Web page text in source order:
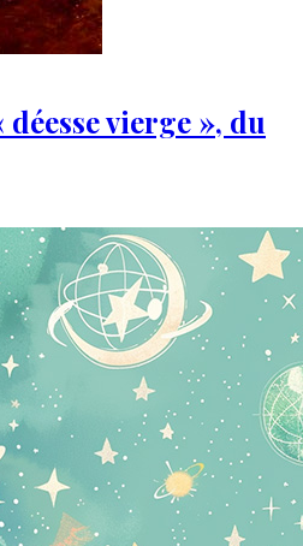
vierge », du